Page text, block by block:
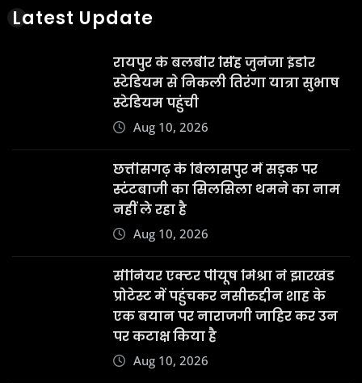
Latest Update
रायपुर के बलबीर सिंह जुनेजा इंडोर
स्टेडियम से निकली तिरंगा यात्रा सुभाष
स्टेडियम पहुंची
Aug 10, 2026
छत्तीसगढ़ के बिलासपुर में सड़क पर
स्टंटबाजी का सिलसिला थमने का नाम
नहीं ले रहा है
Aug 10, 2026
सीनियर एक्टर पीयूष मिश्रा ने झारखंड
प्रोटेस्ट में पहुंचकर नसीरुद्दीन शाह के
एक बयान पर नाराजगी जाहिर कर उन
पर कटाक्ष किया है
Aug 10, 2026